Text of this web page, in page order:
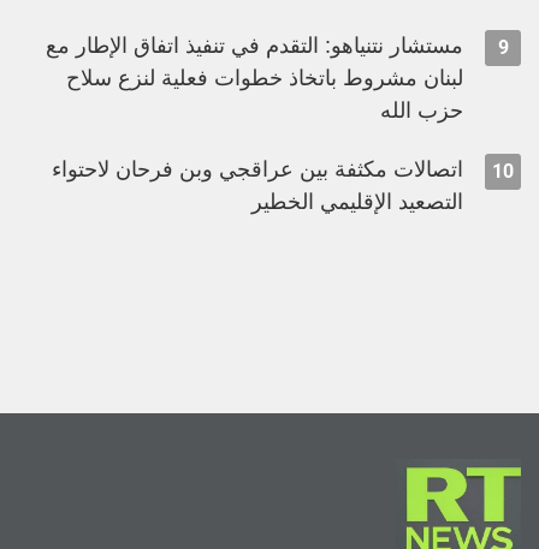
9
مستشار نتنياهو: التقدم في تنفيذ اتفاق الإطار مع
لبنان مشروط باتخاذ خطوات فعلية لنزع سلاح
حزب الله
10
اتصالات مكثفة بين عراقجي وبن فرحان لاحتواء
التصعيد الإقليمي الخطير